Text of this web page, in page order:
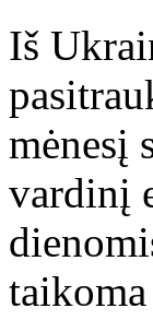
Iš
mėnesį
vardinį